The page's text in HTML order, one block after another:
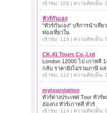
เข้าชม: 103 | ความคิดเห็น: 0
ทัวร์กันเอง
"ทัวร์กันเอง" บริการนำเที่ย
ท่องเที่ยวใน
เข้าชม: 114 | ความคิดเห็น: 0
CK.41 Tours Co.,Ltd
London 12000 ไป เกาหลี
กลับ ราคายังไม่รวมภาษี แล
เข้าชม: 112 | ความคิดเห็น: 0
mytourstation
ทัวร์ต่างประเทศ Tour ทัวร์
ฮ่องกง ทัวร์เกาหลี ทัวร์
เข้าชม: 114 | ความคิดเห็น: 0